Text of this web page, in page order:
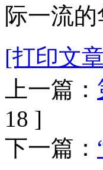
际一流的
[打印文
上一篇：
18 ]
下一篇：